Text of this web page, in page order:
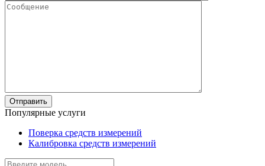
Популярные услуги
Поверка средств измерений
Калибровка средств измерений